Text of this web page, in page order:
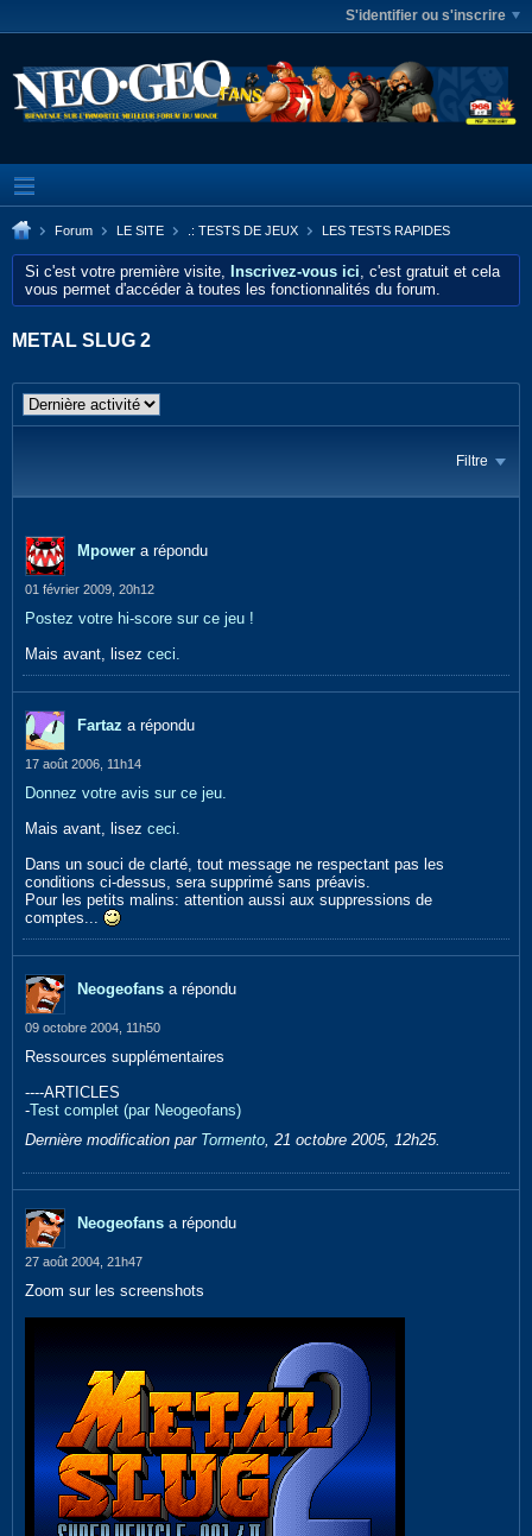
S'identifier ou s'inscrire
Forum LE SITE .: TESTS DE JEUX LES TESTS RAPIDES
Si c'est votre première visite, Inscrivez-vous ici, c'est gratuit et cela
vous permet d'accéder à toutes les fonctionnalités du forum.
METAL SLUG 2
Filtre
Mpower a répondu
01 février 2009, 20h12
Postez votre hi-score sur ce jeu !
Mais avant, lisez ceci.
Fartaz a répondu
17 août 2006, 11h14
Donnez votre avis sur ce jeu.
Mais avant, lisez ceci.
Dans un souci de clarté, tout message ne respectant pas les
conditions ci-dessus, sera supprimé sans préavis.
Pour les petits malins: attention aussi aux suppressions de
comptes...
Neogeofans a répondu
09 octobre 2004, 11h50
Ressources supplémentaires
----ARTICLES
-Test complet (par Neogeofans)
Dernière modification par Tormento, 21 octobre 2005, 12h25.
Neogeofans a répondu
27 août 2004, 21h47
Zoom sur les screenshots